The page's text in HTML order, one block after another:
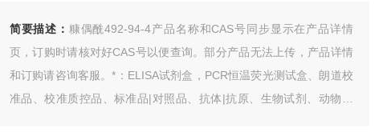
简要描述： 糠偶酰492-94-4产品名称和CAS号同步显示在产品详情
页，订购时请核对好CAS号以便查询。部分产品无法上传，产品详情
和订购请咨询客服。*：ELISA试剂盒，PCR恒温荧光测试盒、朗道校
准品、校准质控品、标准品|对照品、抗体|抗原、生物试剂、动物血